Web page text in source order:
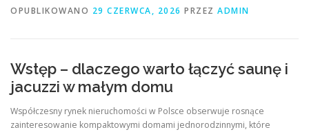
OPUBLIKOWANO 29 CZERWCA, 2026 PRZEZ ADMIN
Wstęp – dlaczego warto łączyć saunę i
jacuzzi w małym domu
Współczesny rynek nieruchomości w Polsce obserwuje rosnące
zainteresowanie kompaktowymi domami jednorodzinnymi, które